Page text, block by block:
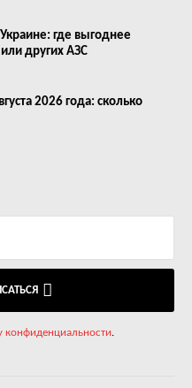
где выгоднее
или других АЗС
2026 года: сколько
конфиденциальности.